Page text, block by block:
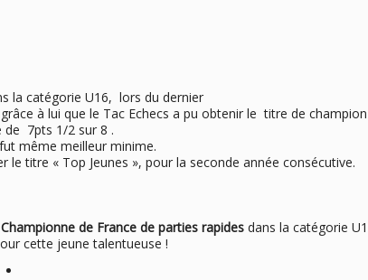
la catégorie U16, lors du dernier
à lui que le Tac Echecs a pu obtenir le titre de
de 7pts 1/2 sur 8 .
même meilleur minime.
titre « Top Jeunes », pour la seconde année consécutive.
Championne de France de parties rapides dans la catégorie
cette jeune talentueuse !